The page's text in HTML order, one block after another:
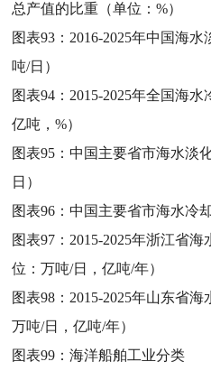
总产值的比重（单位：%）
图表93： 2016-2025年中国海
吨/日）
图表94： 2015-2025年全国海水
亿吨，%）
图表95：中国主要省市海水淡
日）
图表96：中国主要省市海水冷
图表97： 2015-2025年浙江省
位：万吨/日，亿吨/年）
图表98： 2015-2025年山东省海
万吨/日，亿吨/年）
图表99：海洋船舶工业分类